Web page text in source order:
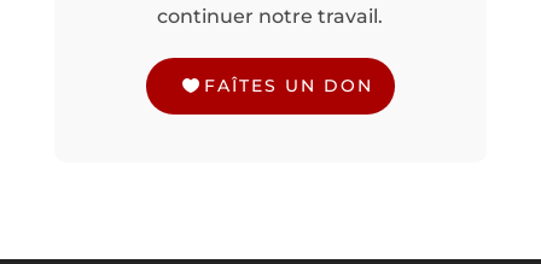
continuer notre travail.
FAÎTES UN DON